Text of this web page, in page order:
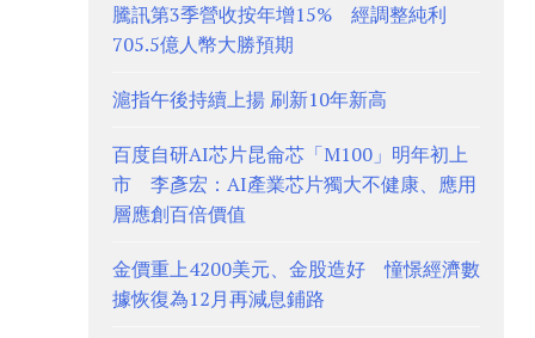
騰訊第3季營收按年增15% 經調整純利
705.5億人幣大勝預期
滬指午後持續上揚 刷新10年新高
百度自研AI芯片昆侖芯「M100」明年初上
市 李彥宏：AI產業芯片獨大不健康、應用
層應創百倍價值
金價重上4200美元、金股造好 憧憬經濟數
據恢復為12月再減息鋪路